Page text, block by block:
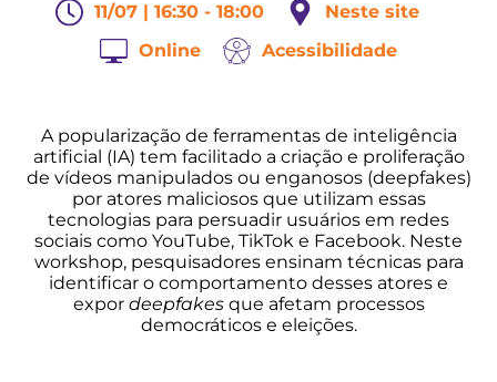
11/07 | 16:30 - 18:00
Neste site
Online
Acessibilidade
A popularização de ferramentas de inteligência
artificial (IA) tem facilitado a criação e proliferação
de vídeos manipulados ou enganosos (deepfakes)
por atores maliciosos que utilizam essas
tecnologias para persuadir usuários em redes
sociais como YouTube, TikTok e Facebook. Neste
workshop, pesquisadores ensinam técnicas para
identificar o comportamento desses atores e
expor deepfakesque afetam processos
democráticos e eleições.